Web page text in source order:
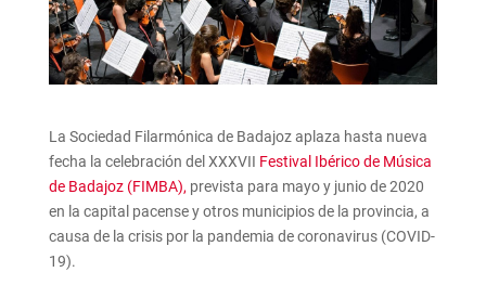
La Sociedad Filarmónica de Badajoz aplaza hasta nueva
fecha la celebración del XXXVII Festival Ibérico de Música
de Badajoz (FIMBA), prevista para mayo y junio de 2020
en la capital pacense y otros municipios de la provincia, a
causa de la crisis por la pandemia de coronavirus (COVID-
19).